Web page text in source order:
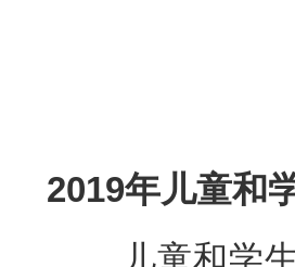
2019年儿童和
儿童和学生